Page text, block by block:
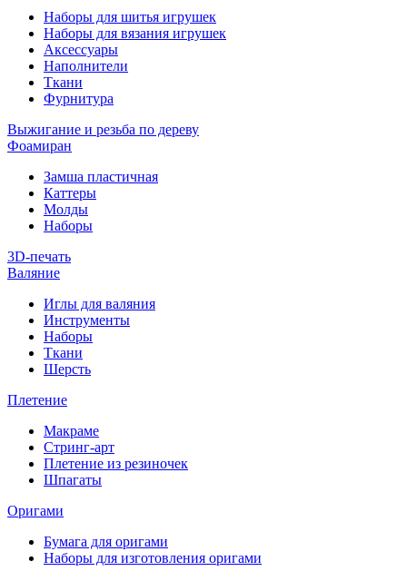
Наборы для шитья игрушек
Наборы для вязания игрушек
Аксессуары
Наполнители
Ткани
Фурнитура
Выжигание и резьба по дереву
Фоамиран
Замша пластичная
Каттеры
Молды
Наборы
3D-печать
Валяние
Иглы для валяния
Инструменты
Наборы
Ткани
Шерсть
Плетение
Макраме
Стринг-арт
Плетение из резиночек
Шпагаты
Оригами
Бумага для оригами
Наборы для изготовления оригами